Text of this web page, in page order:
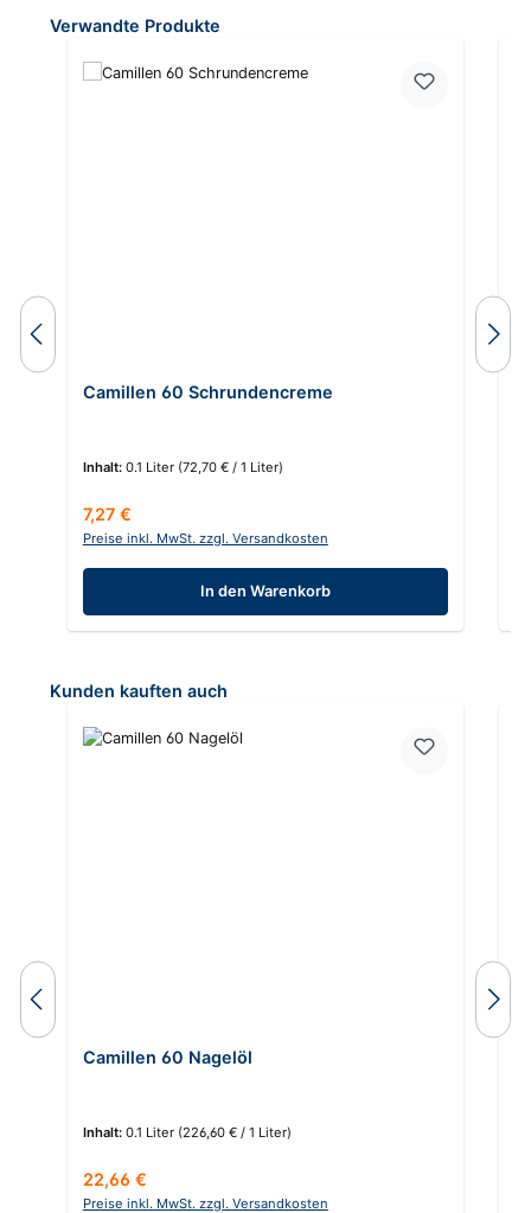
Produktgalerie überspringen
Verwandte Produkte
Camillen 60 Schrundencreme
Inhalt: 0.1 Liter (72,70 € / 1 Liter)
Regulärer Preis:
7,27 €
Preise inkl. MwSt. zzgl. Versandkosten
In den Warenkorb
Produktgalerie überspringen
Kunden kauften auch
Camillen 60 Nagelöl
Inhalt: 0.1 Liter (226,60 € / 1 Liter)
Regulärer Preis:
22,66 €
Preise inkl. MwSt. zzgl. Versandkosten